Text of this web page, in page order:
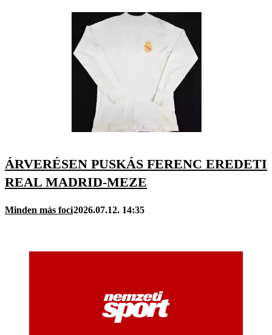
ÁRVERÉSEN PUSKÁS FERENC EREDETI
REAL MADRID-MEZE
Minden más foci2026.07.12. 14:35